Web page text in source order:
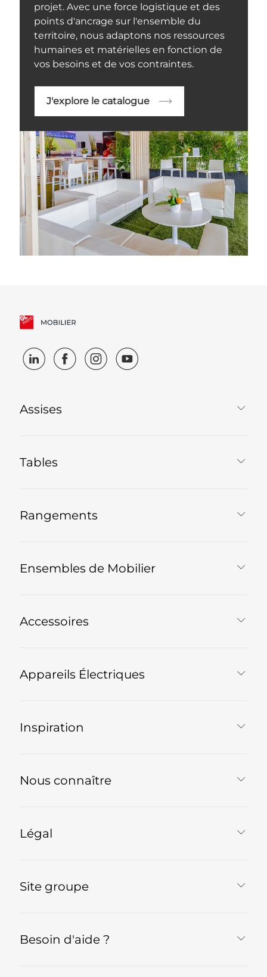
projet. Avec une force logistique et des
points d'ancrage sur l'ensemble du
territoire, nous adaptons nos ressources
humaines et matérielles en fonction de
vos besoins et de vos contraintes.
J'explore le catalogue
Assises
Tables
Rangements
Ensembles de Mobilier
Accessoires
Appareils Électriques
Inspiration
Nous connaître
Légal
Site groupe
Besoin d'aide ?